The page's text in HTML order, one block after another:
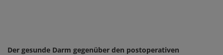
Der gesunde Darm gegenüber den postoperativen